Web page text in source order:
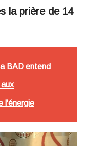
la prière de 14
BAD entend
l'énergie